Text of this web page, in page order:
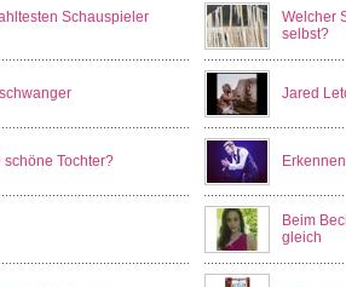
Schauspieler
Welcher
selbst?
Jared
schöne Tochter?
Beim
gleich